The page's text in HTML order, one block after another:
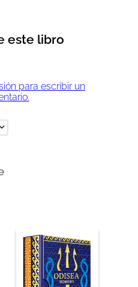
este libro
para escribir un